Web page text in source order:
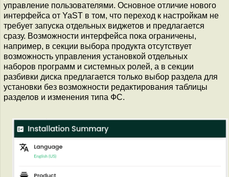
управление пользователями. Основное отличие нового
интерфейса от YaST в том, что переход к настройкам не
требует запуска отдельных виджетов и предлагается
сразу. Возможности интерфейса пока ограничены,
например, в секции выбора продукта отсутствует
возможность управления установкой отдельных
наборов программ и системных ролей, а в секции
разбивки диска предлагается только выбор раздела для
установки без возможности редактирования таблицы
разделов и изменения типа ФC.